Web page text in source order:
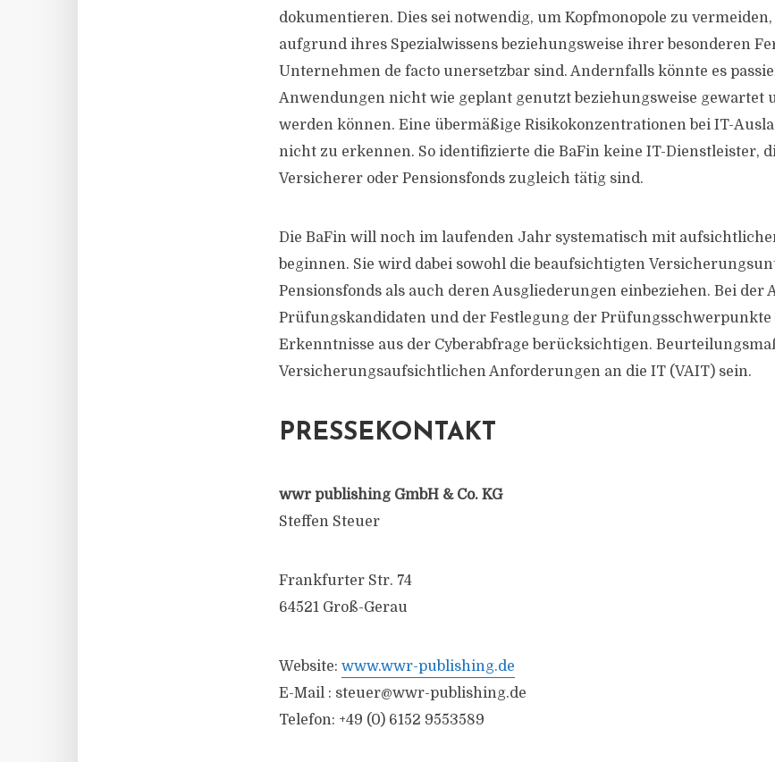
dokumentieren. Dies sei notwendig, um Kopfmonopole zu
aufgrund ihres Spezialwissens beziehungsweise ihrer besonderen
Unternehmen de facto unersetzbar sind. Andernfalls könnte es
Anwendungen nicht wie geplant genutzt beziehungsweise gewartet
werden können. Eine übermäßige Risikokonzentrationen bei IT-
nicht zu erkennen. So identifizierte die BaFin keine IT-Dienstleister,
Versicherer oder Pensionsfonds zugleich tätig sind.
Die BaFin will noch im laufenden Jahr systematisch mit
beginnen. Sie wird dabei sowohl die beaufsichtigten
Pensionsfonds als auch deren Ausgliederungen einbeziehen. Bei der
Prüfungskandidaten und der Festlegung der Prüfungsschwerpunkte
Erkenntnisse aus der Cyberabfrage berücksichtigen.
Versicherungsaufsichtlichen Anforderungen an die IT (VAIT) sein.
PRESSEKONTAKT
wwr publishing GmbH & Co. KG
Steffen Steuer
Frankfurter Str. 74
64521 Groß-Gerau
Website: www.wwr-publishing.de
E-Mail : steuer@wwr-publishing.de
Telefon: +49 (0) 6152 9553589